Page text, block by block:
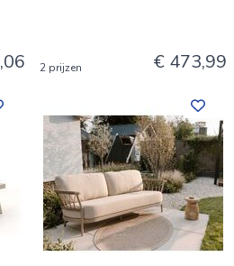
2 prijzen € 473,99